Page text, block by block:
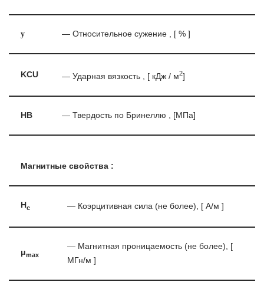
y — Относительное сужение , [ % ]
KCU — Ударная вязкость , [ кДж / м2]
HB — Твердость по Бринеллю , [МПа]
Магнитные свойства :
Hc — Коэрцитивная сила (не более), [ А/м ]
μmax
— Магнитная проницаемость (не более), [
МГн/м ]